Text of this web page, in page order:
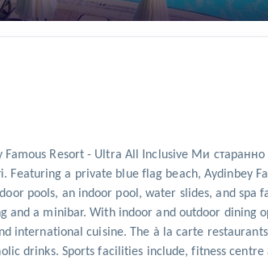
Famous Resort - Ultra All Inclusive Ми
a private blue flag beach, Aydinbey
pools, an indoor pool, water slides, and spa
a minibar. With indoor and outdoor dining
international cuisine. The à la carte
drinks. Sports facilities include, fitness